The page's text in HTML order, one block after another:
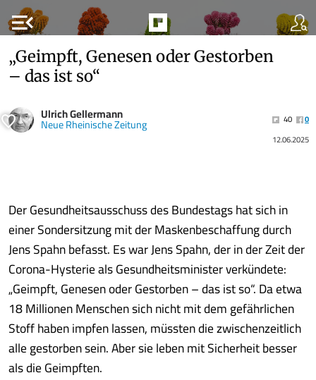
menu_open
„Geimpft, Genesen oder Gestorben
– das ist so“
Ulrich Gellermann
Neue Rheinische Zeitung 40
0
12.06.2025
Der Gesundheitsausschuss des Bundestags hat sich in
einer Sondersitzung mit der Maskenbeschaffung durch
Jens Spahn befasst. Es war Jens Spahn, der in der Zeit der
Corona-Hysterie als Gesundheitsminister verkündete:
„Geimpft, Genesen oder Gestorben – das ist so“. Da etwa
18 Millionen Menschen sich nicht mit dem gefährlichen
Stoff haben impfen lassen, müssten die zwischenzeitlich
alle gestorben sein. Aber sie leben mit Sicherheit besser
als die Geimpften.